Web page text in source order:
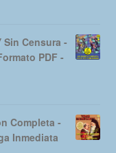
Sin Censura -
PDF -
Completa -
Inmediata